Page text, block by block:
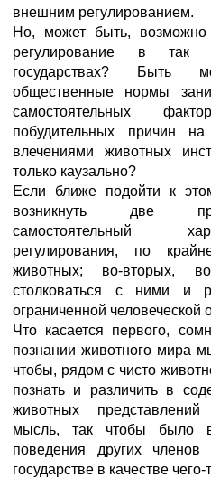
внешним регулированием.
Но, может быть, возможно
регулирование в так
государствах? Быть
общественные нормы
самостоятельных
побудительных причин
влечениями животных
только каузально?
Если ближе подойти к
возникнуть две
самостоятельный
регулирования, по
животных; во-вторых,
столковаться с ними и
ограниченной человеческой
Что касается первого,
познании животного мира
чтобы, рядом с чисто
познать и различить в
животных
мысль, так чтобы было
поведения других
государстве в качестве чего-